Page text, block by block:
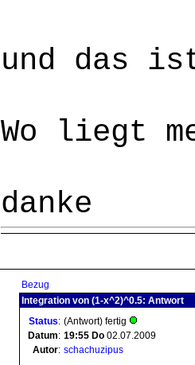
und das
Wo liegt
danke
Bezug
Integration von (1-x^2)^0.5: Antwort
Status: (Antwort) fertig
Datum: 19:55 Do 02.07.2009
Autor: schachuzipus